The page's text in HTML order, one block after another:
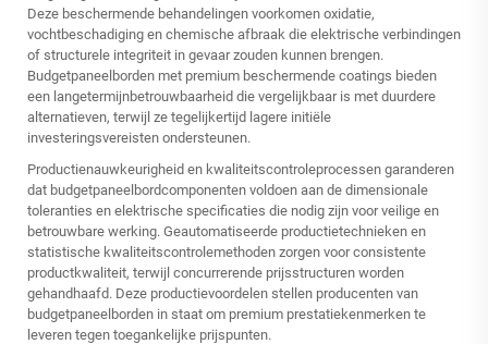
Deze beschermende behandelingen voorkomen oxidatie,
vochtbeschadiging en chemische afbraak die elektrische verbindingen
of structurele integriteit in gevaar zouden kunnen brengen.
Budgetpaneelborden met premium beschermende coatings bieden
een langetermijnbetrouwbaarheid die vergelijkbaar is met duurdere
alternatieven, terwijl ze tegelijkertijd lagere initiële
investeringsvereisten ondersteunen.
Productienauwkeurigheid en kwaliteitscontroleprocessen garanderen
dat budgetpaneelbordcomponenten voldoen aan de dimensionale
toleranties en elektrische specificaties die nodig zijn voor veilige en
betrouwbare werking. Geautomatiseerde productietechnieken en
statistische kwaliteitscontrolemethoden zorgen voor consistente
productkwaliteit, terwijl concurrerende prijsstructuren worden
gehandhaafd. Deze productievoordelen stellen producenten van
budgetpaneelborden in staat om premium prestatiekenmerken te
leveren tegen toegankelijke prijspunten.